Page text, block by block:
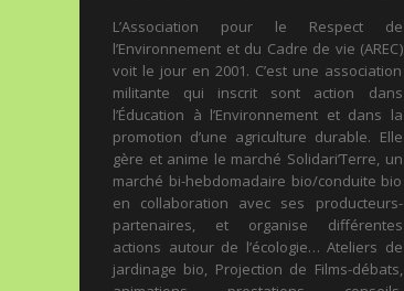
L’Association pour le Respect de
l’Environnement et du Cadre de vie (AREC)
voit le jour en 2001. C’est une association
militante qui inscrit sont action dans
l’Éducation à l’Environnement et dans la
promotion d’une agriculture durable. Elle
gère et anime le marché Solidari’Terre, un
marché bi-hebdomadaire bio/conduite bio
en collaboration avec ses producteurs-
partenaires, et organise différentes
actions autour de l’écologie… Ateliers de
jardinage bio, Projection de Films-débats,